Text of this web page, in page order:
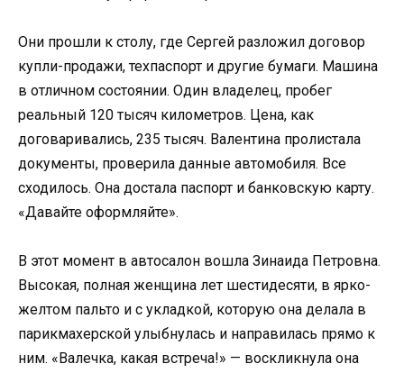
Они прошли к столу, где Сергей разложил договор
купли-продажи, техпаспорт и другие бумаги. Машина
в отличном состоянии. Один владелец, пробег
реальный 120 тысяч километров. Цена, как
договаривались, 235 тысяч. Валентина пролистала
документы, проверила данные автомобиля. Все
сходилось. Она достала паспорт и банковскую карту.
«Давайте оформляйте».
В этот момент в автосалон вошла Зинаида Петровна.
Высокая, полная женщина лет шестидесяти, в ярко-
желтом пальто и с укладкой, которую она делала в
парикмахерской улыбнулась и направилась прямо к
ним. «Валечка, какая встреча!» — воскликнула она